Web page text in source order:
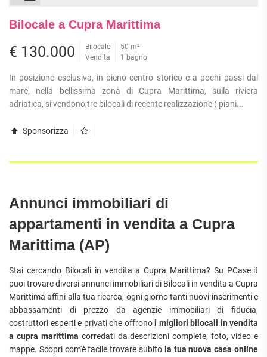
Bilocale a Cupra Marittima
€ 130.000
Bilocale
Vendita
50 m²
1 bagno
In posizione esclusiva, in pieno centro storico e a pochi passi dal
mare, nella bellissima zona di Cupra Marittima, sulla riviera
adriatica, si vendono tre bilocali di recente realizzazione ( piani...
Sponsorizza
Annunci immobiliari di
appartamenti in vendita a Cupra
Marittima (AP)
Stai cercando Bilocali in vendita a Cupra Marittima? Su PCase.it
puoi trovare diversi annunci immobiliari di Bilocali in vendita a Cupra
Marittima affini alla tua ricerca, ogni giorno tanti nuovi inserimenti e
abbassamenti di prezzo da agenzie immobiliari di fiducia,
costruttori esperti e privati che offronoi migliori bilocali in vendita
a cupra marittima corredati da descrizioni complete, foto, video e
mappe. Scopri com'è facile trovare subito la tua nuova casa online